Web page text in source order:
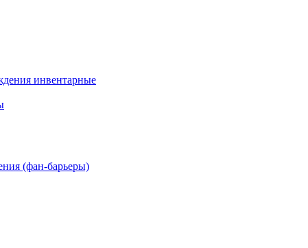
инвентарные
(фан-барьеры)